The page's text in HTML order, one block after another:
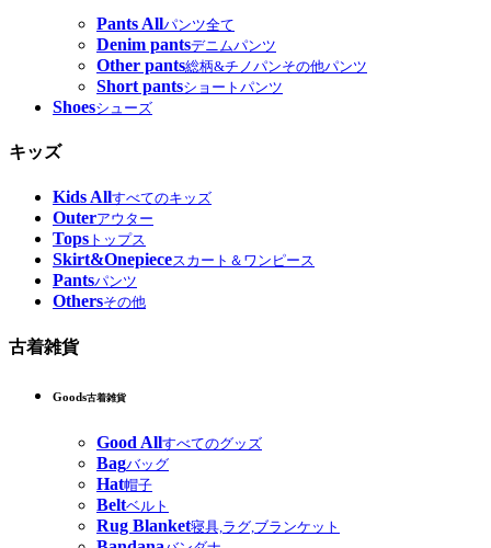
Pants Allパンツ全て
Denim pantsデニムパンツ
Other pants総柄&チノパンその他パンツ
Short pantsショートパンツ
Shoesシューズ
キッズ
Kids Allすべてのキッズ
Outerアウター
Tops トップス
Skirt&Onepieceスカート＆ワンピース
Pantsパンツ
Othersその他
古着雑貨
Goods古着雑貨
Good Allすべてのグッズ
Bagバッグ
Hat帽子
Beltベルト
Rug Blanket寝具,ラグ,ブランケット